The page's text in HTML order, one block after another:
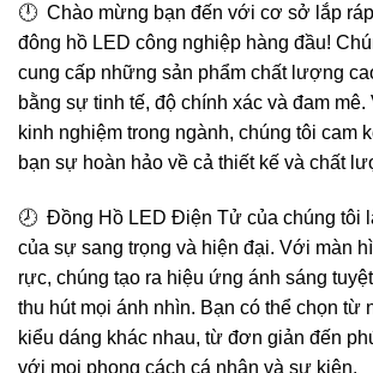
🕛 Chào mừng bạn đến với cơ sở lắp
đông hồ LED công nghiệp hàng đầu!
cung cấp những sản phẩm chất lượng
bằng sự tinh tế, độ chính xác và đam
kinh nghiệm trong ngành, chúng tôi cam
bạn sự hoàn hảo về cả thiết kế và chất
🕗 Đồng Hồ LED Điện Tử của chúng tôi
của sự sang trọng và hiện đại. Với màn
rực, chúng tạo ra hiệu ứng ánh sáng
thu hút mọi ánh nhìn. Bạn có thể chọn từ
kiểu dáng khác nhau, từ đơn giản đến
với mọi phong cách cá nhân và sự kiện.